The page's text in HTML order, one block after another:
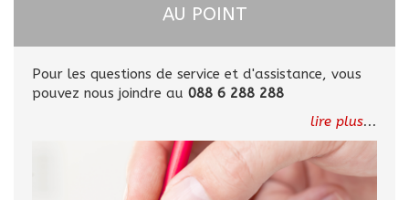
AU POINT
Pour les questions de service et d'assistance, vous
pouvez nous joindre au 088 6 288 288
lire plus...